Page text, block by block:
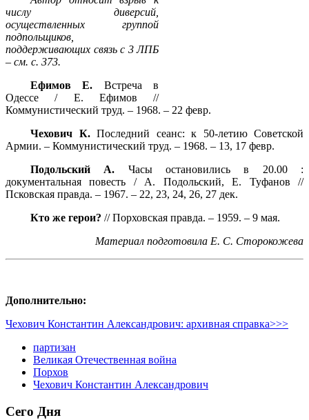
числу диверсий,
осуществленных группой
подпольщиков,
поддерживающих связь с 3 ЛПБ
– см. с. 373.
Ефимов Е. Встреча в
Одессе / Е. Ефимов //
Коммунистический труд. – 1968. – 22 февр.
Чехович К. Последний сеанс: к 50-летию Советской
Армии. – Коммунистический труд. – 1968. – 13, 17 февр.
Подольский А. Часы остановились в 20.00 :
документальная повесть / А. Подольский, Е. Туфанов //
Псковская правда. – 1967. – 22, 23, 24, 26, 27 дек.
Кто же герои? // Порховская правда. – 1959. – 9 мая.
Материал подготовила Е. С. Сторокожева
Дополнительно:
Чехович Константин Александрович: архивная справка>>>
партизан
Великая Отечественная война
Порхов
Чехович Константин Александрович
Сего Дня